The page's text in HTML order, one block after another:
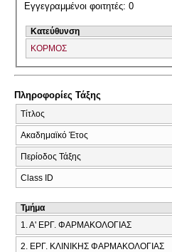
Εγγεγραμμένοι φοιτητές: 0
Κατεύθυνση
ΚΟΡΜΟΣ
Πληροφορίες Τάξης
Τίτλος
Ακαδημαϊκό Έτος
Περίοδος Τάξης
Class ID
Τμήμα
1. Α' ΕΡΓ. ΦΑΡΜΑΚΟΛΟΓΙΑΣ
2. ΕΡΓ. ΚΛΙΝΙΚΗΣ ΦΑΡΜΑΚΟΛΟΓΙΑΣ